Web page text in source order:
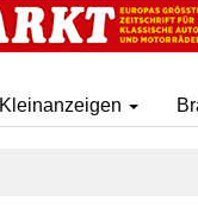
Kleinanzeigen